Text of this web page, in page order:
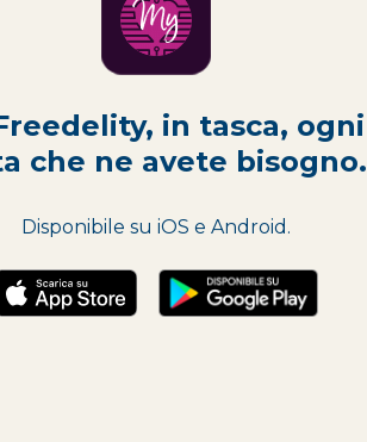
in tasca, ogni
che ne avete bisogno.
Disponibile su iOS e Android.